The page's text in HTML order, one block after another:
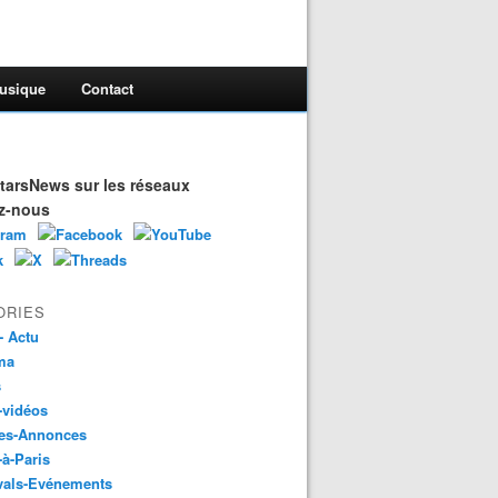
Contact
sur les réseaux
nous
Actu
Annonces
Paris
Evénements